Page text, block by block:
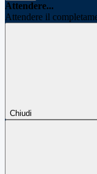
Attendere...
Attendere il
Chiudi